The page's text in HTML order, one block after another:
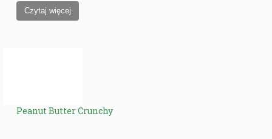
Peanut Butter Crunchy